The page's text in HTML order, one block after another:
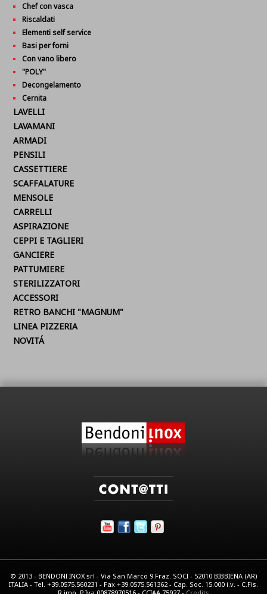
Chef con vasca
Riscaldati
Elementi self service
Basi per forni
Con vano libero
"POLY"
Decongelamento
Cernita
LAVELLI
LAVAMANI
ARMADI
PENSILI
CASSETTIERE
SCAFFALATURE
MENSOLE
CARRELLI
ASPIRAZIONE
CEPPI E TAGLIERI
GANCIERE
PATTUMIERE
STERILIZZATORI
ACCESSORI
RETRO BANCHI "MAGNUM"
LINEA PIZZERIA
NOVITÁ
© 2013 - BENDONI INOX srl - Via San Marco 9 Fraz. SOCI - 52010 BIBBIENA (AR)
ITALIA - Tel. +39.0575.560231 - Fax +39.0575.561362 - Cap. Soc. 15.000 i.v. - C.Fis.